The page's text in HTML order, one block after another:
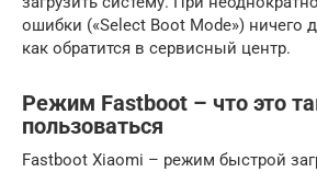
ошибки («Select Boot Mode») ничего
как обратится в сервисный центр.
Режим Fastboot – что это
пользоваться
Fastboot Xiaomi – режим быстрой